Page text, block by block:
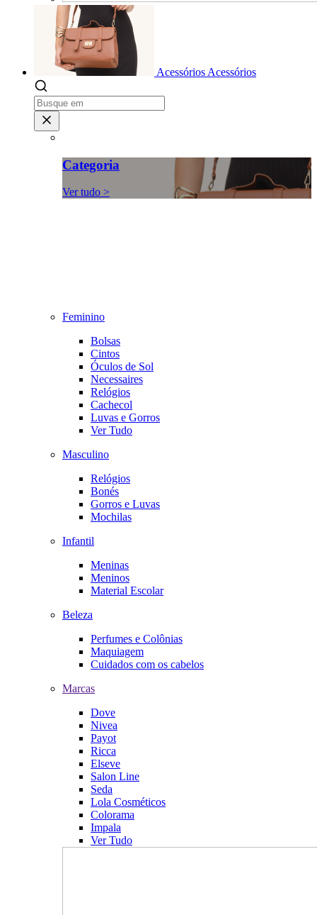
Acessórios Acessórios
Categoria
Ver tudo >
Feminino
Bolsas
Cintos
Óculos de Sol
Necessaires
Relógios
Cachecol
Luvas e Gorros
Ver Tudo
Masculino
Relógios
Bonés
Gorros e Luvas
Mochilas
Infantil
Meninas
Meninos
Material Escolar
Beleza
Perfumes e Colônias
Maquiagem
Cuidados com os cabelos
Marcas
Dove
Nivea
Payot
Ricca
Elseve
Salon Line
Seda
Lola Cosméticos
Colorama
Impala
Ver Tudo